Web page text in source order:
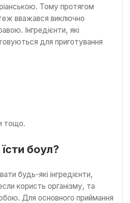
Тому протягом
вважався виключно
Інгредієнти, які
для приготування
тощо.
боул?
будь-які інгредієнти,
користь організму, та
Для основного приймання